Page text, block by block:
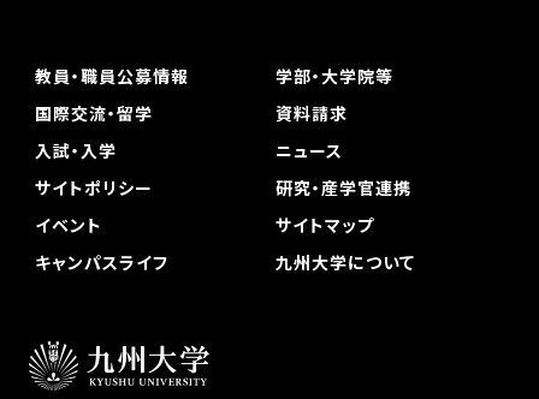
教員・職員公募情報
学部・大学院等
国際交流・留学
資料請求
入試・入学
ニュース
サイトポリシー
研究・産学官連携
イベント
サイトマップ
キャンパスライフ
九州大学について